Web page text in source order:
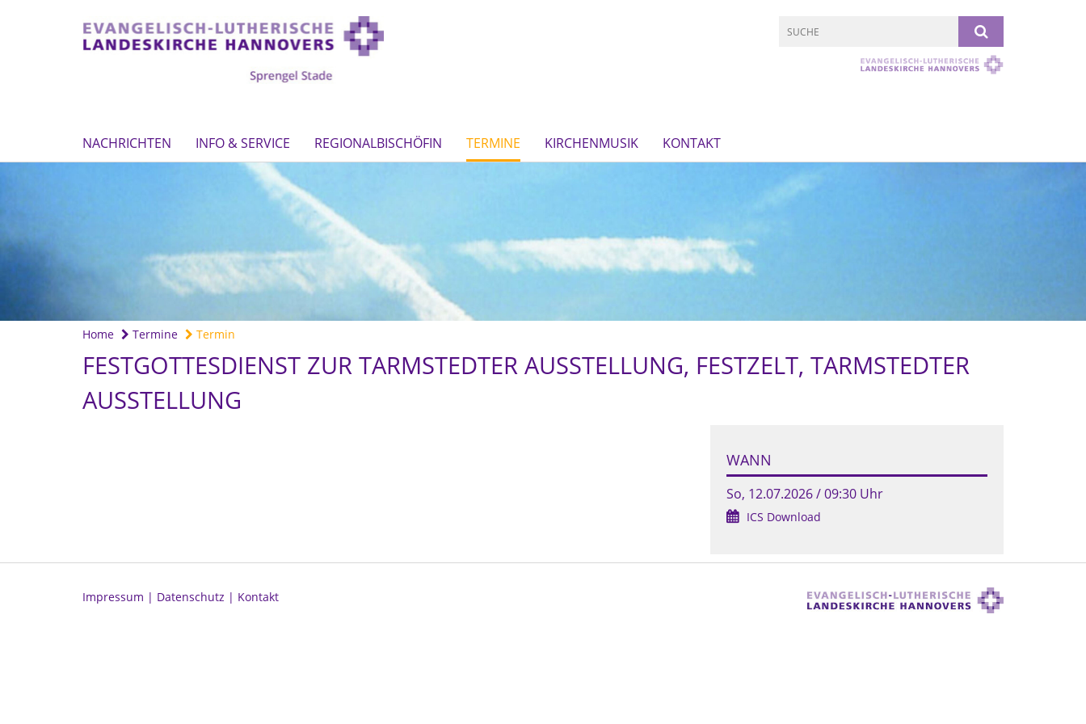
NACHRICHTEN INFO & SERVICE REGIONALBISCHÖFIN TERMINE KIRCHENMUSIK KONTAKT
Home Termine Termin
FESTGOTTESDIENST ZUR TARMSTEDTER AUSSTELLUNG, FESTZELT, TARMSTEDTER
AUSSTELLUNG
WANN
So, 12.07.2026 / 09:30 Uhr
ICS Download
Impressum | Datenschutz | Kontakt